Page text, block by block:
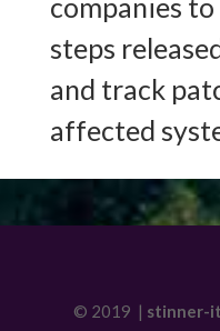
companies
steps
and track
affected
© 2019 | stinner-